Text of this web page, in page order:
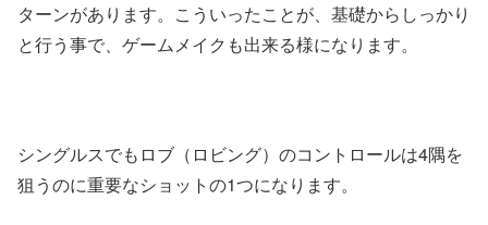
ターンがあります。こういったことが、基礎からしっかり
と行う事で、ゲームメイクも出来る様になります。
シングルスでもロブ（ロビング）のコントロールは4隅を
狙うのに重要なショットの1つになります。